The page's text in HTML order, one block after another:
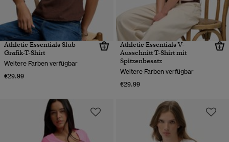
Athletic Essentials Slub
Grafik-T-Shirt
Weitere Farben verfügbar
€29.99
Athletic Essentials V-
Ausschnitt T-Shirt mit
Spitzenbesatz
Weitere Farben verfügbar
€29.99